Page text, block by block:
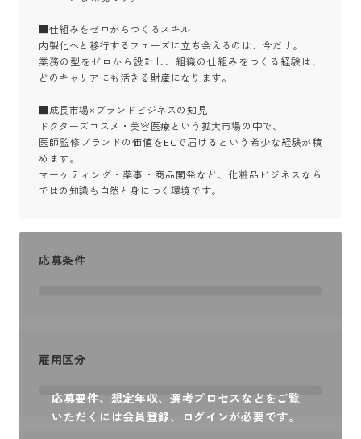
■仕組みをゼロからつくるスキル
内製化へと移行するフェーズに立ち会えるのは、今だけ。
業務の型をゼロから設計し、組織の仕組みをつくる経験は、
どのキャリアにも活きる財産になります。
■成長市場×ブランドビジネスの知見
ドクターズコスメ・美容医療という拡大市場の中で、
医師監修ブランドの価値をECで届けるという希少な経験が積
めます。
マーケティング・薬事・商品開発など、化粧品ビジネスなら
ではの知識も自然と身につく環境です。
応募要件、想定年収、選考プロセスなどをご覧
いただくには会員登録、ログインが必要です。
応募条件
雇用区分